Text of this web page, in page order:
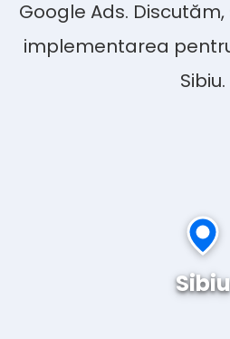
Google Ads.
implementarea
Sibiu.
Sibiu